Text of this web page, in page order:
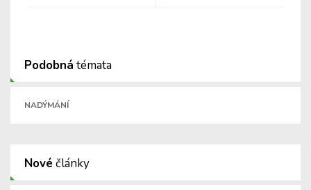
Podobná témata
NADÝMÁNÍ
Nové články